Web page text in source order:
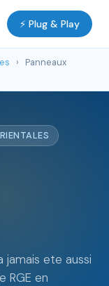
⚡ Plug & Play
›
Panneaux
jamais ete aussi
RGE en